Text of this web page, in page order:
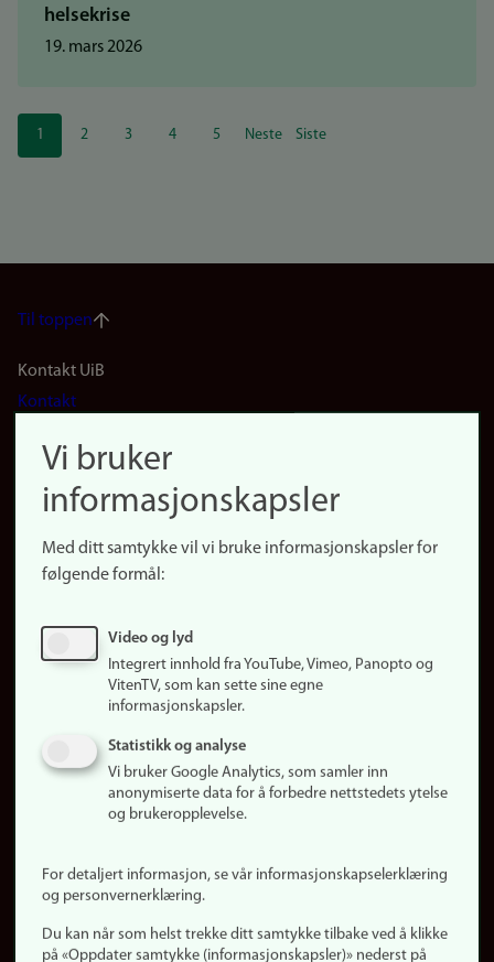
helsekrise
19. mars 2026
Sider
Nåværende
side
1 Side
2 Side
3 Side
4 Side
5
Neste
Neste
Siste
Siste
Til toppen
Footer
navigation
(no)
Kontakt UiB
Kontakt
Finn forsker
Presse
Finn studier
Ledige stillinger
Om nettstedet
Informasjonskapsler
Personvern
Vi bruker
informasjonskapsler
Med ditt samtykke vil vi bruke informasjonskapsler for
følgende formål:
Video og lyd
Integrert innhold fra YouTube, Vimeo, Panopto og
VitenTV, som kan sette sine egne
informasjonskapsler.
Statistikk og analyse
Vi bruker Google Analytics, som samler inn
anonymiserte data for å forbedre nettstedets ytelse
og brukeropplevelse.
For detaljert informasjon, se vår informasjonskapselerklæring
og personvernerklæring.
Du kan når som helst trekke ditt samtykke tilbake ved å klikke
på «Oppdater samtykke (informasjonskapsler)» nederst på